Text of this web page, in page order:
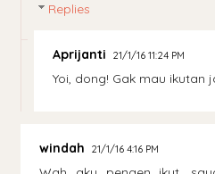
Replies
Aprijanti 21/1/16 11:24 PM
Yoi, dong! Gak mau ikutan
windah 21/1/16 4:16 PM